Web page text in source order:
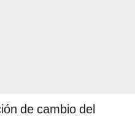
de cambio del